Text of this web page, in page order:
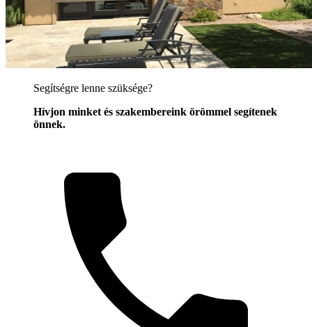
Segítségre lenne szüksége?
Hívjon minket és szakembereink örömmel segítenek
önnek.